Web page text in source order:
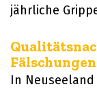
jährliche
Fälschungen
In